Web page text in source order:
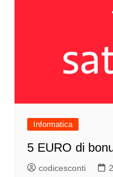
Informatica
5 EURO di
codicesconti